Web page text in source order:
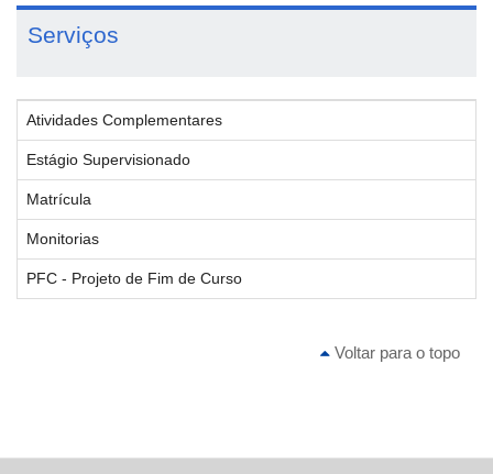
Serviços
Atividades Complementares
Estágio Supervisionado
Matrícula
Monitorias
PFC - Projeto de Fim de Curso
Voltar para o topo